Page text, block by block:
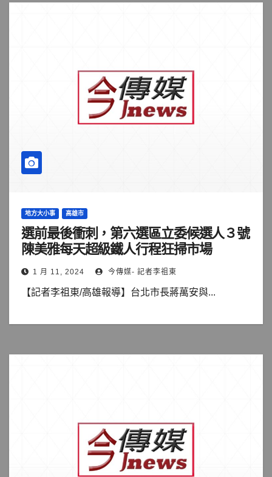
地方大小事 高雄市
選前最後衝刺，第六選區立委候選人３號
陳美雅每天超級鐵人行程狂掃市場
1 月 11, 2024 今傳媒- 記者李祖東
【記者李祖東/高雄報導】台北市長蔣萬安與...